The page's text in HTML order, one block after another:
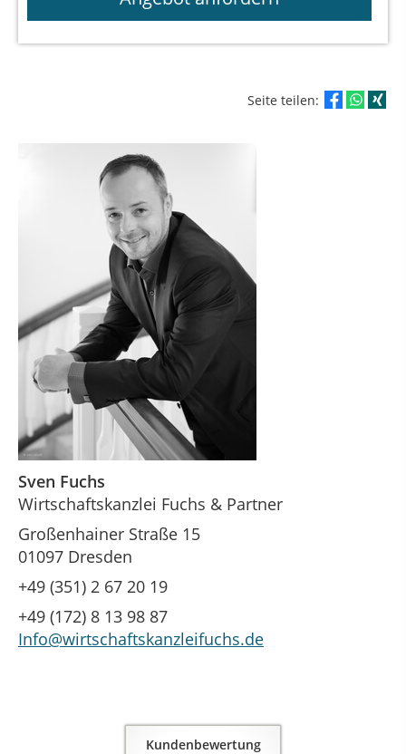
Seite teilen:
Sven Fuchs
Wirtschaftskanzlei Fuchs & Partner
Großenhainer Straße 15
01097 Dresden
+49 (351) 2 67 20 19
+49 (172) 8 13 98 87
Info@wirtschaftskanzleifuchs.de
Kundenbewertung